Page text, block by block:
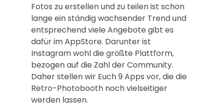
Fotos zu erstellen und zu teilen ist schon
lange ein ständig wachsender Trend und
entsprechend viele Angebote gibt es
dafür im AppStore. Darunter ist
Instagram wohl die größte Plattform,
bezogen auf die Zahl der Community.
Daher stellen wir Euch 9 Apps vor, die die
Retro-Photobooth noch vielseitiger
werden lassen.